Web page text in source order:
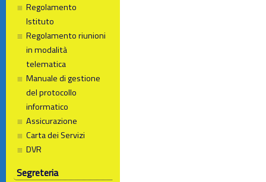
Regolamento
Istituto
Regolamento riunioni
in modalità
telematica
Manuale di gestione
del protocollo
informatico
Assicurazione
Carta dei Servizi
DVR
Segreteria